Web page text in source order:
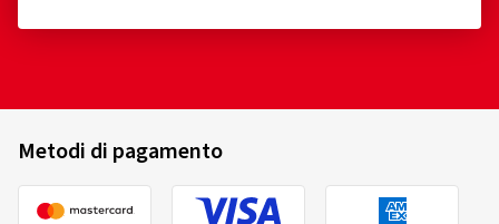
Metodi di pagamento